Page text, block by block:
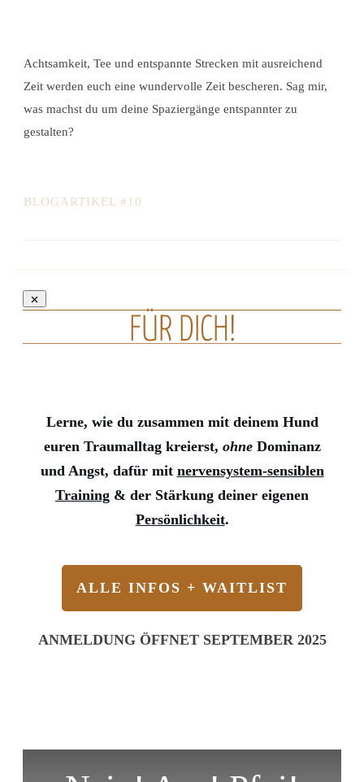
Achtsamkeit, Tee und entspannte Strecken mit ausreichend
Zeit werden euch eine wundervolle Zeit bescheren. Sag mir,
was machst du um deine Spaziergänge entspannter zu
gestalten?
BLOGARTIKEL #10
FÜR DICH!
Lerne, wie du zusammen mit deinem Hund
euren Traumalltag kreierst, ohne Dominanz
und Angst, dafür mit nervensystem-sensiblen
Training & der Stärkung deiner eigenen
Persönlichkeit.
ALLE INFOS + WAITLIST
ANMELDUNG ÖFFNET SEPTEMBER 2025